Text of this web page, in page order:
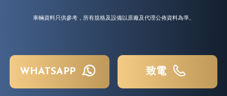
車輛資料只供參考，所有規格及設備以原廠及代理公佈資料為準。
WHATSAPP 致電